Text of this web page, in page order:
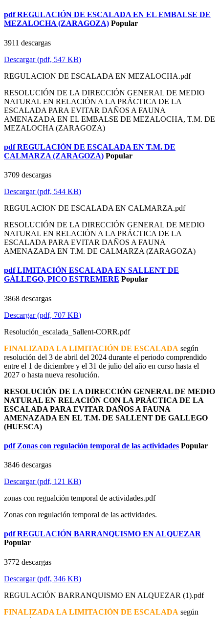
pdf REGULACIÓN DE ESCALADA EN EL EMBALSE DE
MEZALOCHA (ZARAGOZA) Popular
3911 descargas
Descargar(pdf, 547 KB)
REGULACION DE ESCALADA EN MEZALOCHA.pdf
RESOLUCIÓN DE LA DIRECCIÓN GENERAL DE MEDIO
NATURAL EN RELACIÓN A LA PRÁCTICA DE LA
ESCALADA PARA EVITAR DAÑOS A FAUNA
AMENAZADA EN EL EMBALSE DE MEZALOCHA, T.M. DE
MEZALOCHA (ZARAGOZA)
pdf REGULACIÓN DE ESCALADA EN T.M. DE
CALMARZA (ZARAGOZA) Popular
3709 descargas
Descargar(pdf, 544 KB)
REGULACION DE ESCALADA EN CALMARZA.pdf
RESOLUCIÓN DE LA DIRECCIÓN GENERAL DE MEDIO
NATURAL EN RELACIÓN A LA PRÁCTICA DE LA
ESCALADA PARA EVITAR DAÑOS A FAUNA
AMENAZADA EN T.M. DE CALMARZA (ZARAGOZA)
pdf LIMITACIÓN ESCALADA EN SALLENT DE
GÁLLEGO, PICO ESTREMERE Popular
3868 descargas
Descargar(pdf, 707 KB)
Resolución_escalada_Sallent-CORR.pdf
FINALIZADA LA LIMITACIÓN DE ESCALADA según
resolución del 3 de abril del 2024 durante el periodo comprendido
entre el 1 de diciembre y el 31 de julio del año en curso hasta el
2027 o hasta nueva resolución.
RESOLUCIÓN DE LA DIRECCIÓN GENERAL DE MEDIO
NATURAL EN RELACIÓN CON LA PRÁCTICA DE LA
ESCALADA PARA EVITAR DAÑOS A FAUNA
AMENAZADA EN EL T.M. DE SALLENT DE GALLEGO
(HUESCA)
pdf Zonas con regulación temporal de las actividades Popular
3846 descargas
Descargar(pdf, 121 KB)
zonas con regualción temporal de actividades.pdf
Zonas con regulación temporal de las actividades.
pdf REGULACIÓN BARRANQUISMO EN ALQUEZAR
Popular
3772 descargas
Descargar(pdf, 346 KB)
REGULACIÓN BARRANQUISMO EN ALQUEZAR (1).pdf
FINALIZADA LA LIMITACIÓN DE ESCALADA según